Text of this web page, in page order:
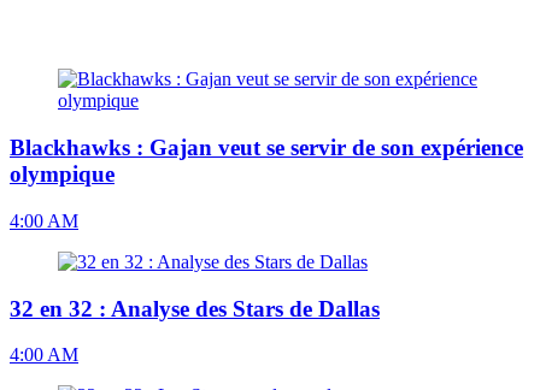
Blackhawks : Gajan veut se servir de son expérience
olympique
4:00 AM
32 en 32 : Analyse des Stars de Dallas
4:00 AM